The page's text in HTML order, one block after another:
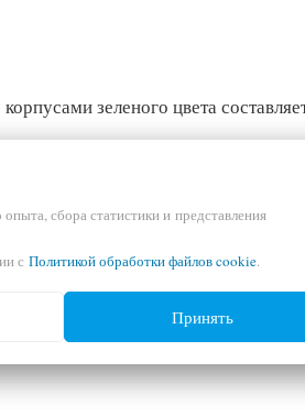
зеленого цвета
талон Bosch !
в фирменном центре Bosch
сбора статистики и представления
с Политикой обработки файлов cookie.
Принять